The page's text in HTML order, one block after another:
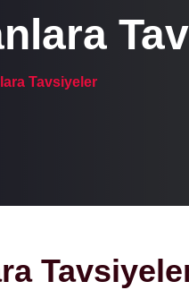
Tavsiyeler